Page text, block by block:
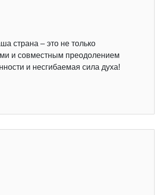
страна – это не только
и совместным преодолением
и несгибаемая сила духа!